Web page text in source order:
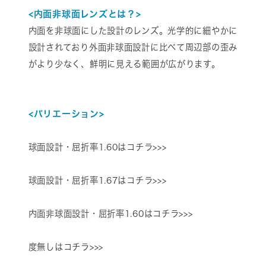
<内面非球面レンズとは？>
内面を非球面にした設計のレンズ。光学的に細やかに
設計されており外面非球面設計に比べて周辺部の歪み
がより少なく、鮮明に見える範囲が広がります。
<バリエーション>
球面設計・屈折率1.60はコチラ>>>
球面設計・屈折率1.67はコチラ>>>
内面非球面設計・屈折率1.60はコチラ>>>
度無しはコチラ>>>